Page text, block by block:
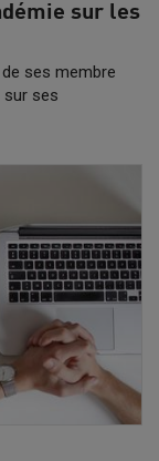
sur les
ses membre
sur ses